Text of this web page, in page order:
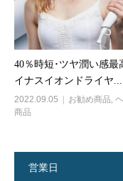
40％時短･ツヤ潤い感最
イナスイオンドライヤ...
2022.09.05 お勧め商品,
商品
営業日